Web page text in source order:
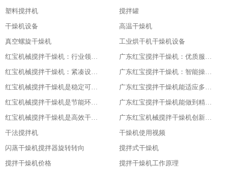
塑料搅拌机
搅拌罐
干燥机设备
高温干燥机
真空螺旋干燥机
工业烘干机干燥机设备
红宝机械搅拌干燥机：行业领先，值得信赖
广东红宝搅拌干燥机：优质服务，全程保障
红宝机械搅拌干燥机：紧凑设计，节省空间
广东红宝搅拌干燥机：智能操作，便捷高效
红宝机械搅拌干燥机是稳定可靠的伙伴
广东红宝搅拌干燥机能适应多种物料
红宝机械搅拌干燥机是节能环保新选择
广东红宝搅拌干燥机能做到精准控制，卓越品质
红宝机械搅拌干燥机是高效干燥的利器
广东红宝机械搅拌干燥机创新引领未来
干法搅拌机
干燥机使用视频
闪蒸干燥机搅拌器旋转转向
搅拌式干燥机
搅拌干燥机价格
搅拌干燥机工作原理